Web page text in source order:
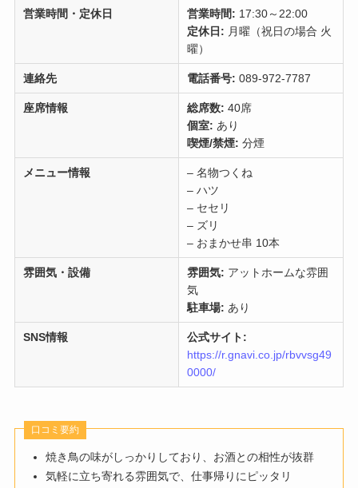
営業時間・定休日 営業時間: 17:30～22:00
定休日: 月曜（祝日の場合 火
曜）
連絡先 電話番号: 089-972-7787
座席情報 総席数: 40席
個室: あり
喫煙/禁煙: 分煙
メニュー情報
– 名物つくね
– ハツ
– セセリ
– ズリ
– おまかせ串 10本
雰囲気・設備 雰囲気: アットホームな雰囲
気
駐車場: あり
SNS情報
公式サイト:
https://r.gnavi.co.jp/rbvvsg49
0000/
口コミ要約
焼き鳥の味がしっかりしており、お酒との相性が抜群
気軽に立ち寄れる雰囲気で、仕事帰りにピッタリ